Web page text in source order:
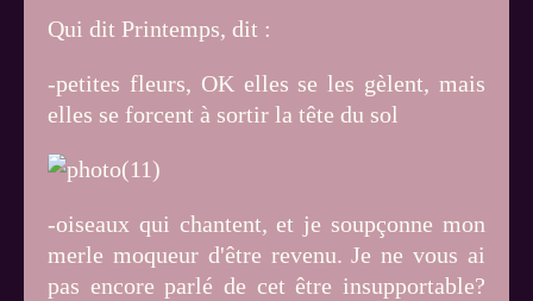
Qui dit Printemps, dit :
-petites fleurs, OK elles se les gèlent, mais
elles se forcent à sortir la tête du sol
-oiseaux qui chantent, et je soupçonne mon
merle moqueur d'être revenu. Je ne vous ai
pas encore parlé de cet être insupportable?